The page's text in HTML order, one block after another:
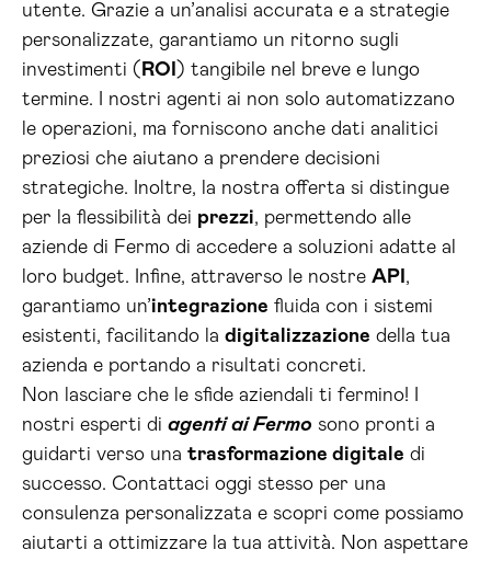
utente. Grazie a un’analisi accurata e a strategie
personalizzate, garantiamo un ritorno sugli
investimenti ( ROI ) tangibile nel breve e lungo
termine. I nostri agenti ai non solo automatizzano
le operazioni, ma forniscono anche dati analitici
preziosi che aiutano a prendere decisioni
strategiche. Inoltre, la nostra offerta si distingue
per la flessibilità dei prezzi, permettendo alle
aziende di Fermo di accedere a soluzioni adatte al
loro budget. Infine, attraverso le nostre API ,
garantiamo un’integrazione fluida con i sistemi
esistenti, facilitando la digitalizzazione della tua
azienda e portando a risultati concreti.
Non lasciare che le sfide aziendali ti fermino! I
nostri esperti di agenti ai Fermo sono pronti a
guidarti verso una trasformazione digitale di
successo. Contattaci oggi stesso per una
consulenza personalizzata e scopri come possiamo
aiutarti a ottimizzare la tua attività. Non aspettare